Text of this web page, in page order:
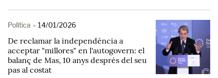
Política - 14/01/2026
De reclamar la independència a
acceptar "millores" en l'autogovern: el
balanç de Mas, 10 anys després del seu
pas al costat